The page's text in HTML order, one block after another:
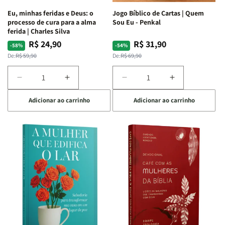
Espirituais
|
Estela
Espirituais
|
Eu, minhas feridas e Deus: o
processo de cura para a alma
ferida | Charles Silva
-58%
Preço
normal
De:R$ 59,90
Preço
promocional
R$ 24,90
Diminuir
a
quantidade
de
Eu,
minhas
feridas
e
Deus:
o
processo
de
cura
para
Aumentar
a
quantidade
de
Eu,
minhas
feridas
e
Deus:
o
processo
de
cura
para
Adicionar ao carrinho
Jogo Bíblico de Cartas | Quem
Sou Eu - Penkal
-54%
Preço
normal
De:R$ 69,90
Preço
promocional
R$ 31,90
Diminuir
a
quantidade
de
Jogo
Bíblico
de
Cartas
Quem
Sou
Eu
Penkal
Aumentar
a
quantidade
de
Jogo
Bíblico
Cartas
|
Quem
Sou
Eu
-
Penkal
Adicionar ao carrinho